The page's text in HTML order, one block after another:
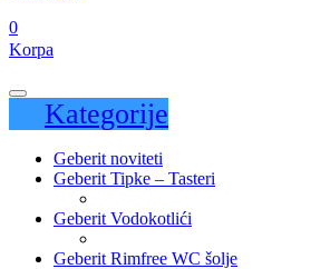
0
Korpa
Kategorije
Geberit noviteti
Geberit Tipke – Tasteri
Geberit Vodokotlići
Geberit Rimfree WC šolje